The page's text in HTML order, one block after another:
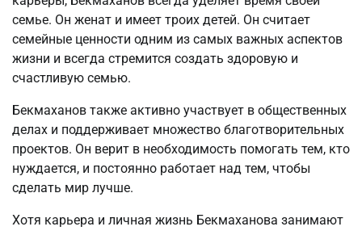
семье. Он женат и имеет троих детей. Он считает
семейные ценности одним из самых важных аспектов
жизни и всегда стремится создать здоровую и
счастливую семью.
Бекмаханов также активно участвует в общественных
делах и поддерживает множество благотворительных
проектов. Он верит в необходимость помогать тем, кто
нуждается, и постоянно работает над тем, чтобы
сделать мир лучше.
Хотя карьера и личная жизнь Бекмаханова занимают